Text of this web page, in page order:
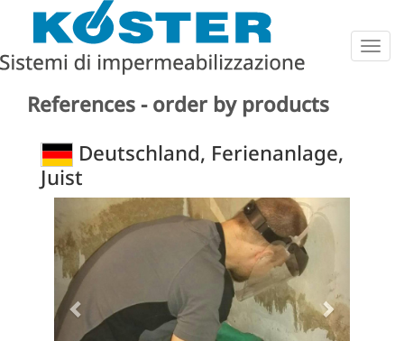
References - order by products
Deutschland, Ferienanlage,
Juist
Previous